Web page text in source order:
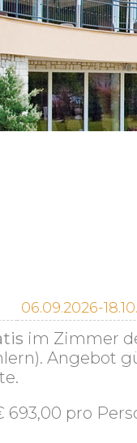
06.09.2026-
im Zimmer
Angebot
693,00 pro